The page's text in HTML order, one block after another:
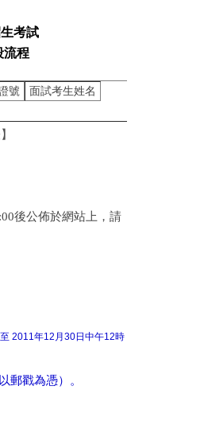
考試
流程
號
面試考生姓名
後公佈於網站上，請
2011年12月30日中午12時
郵戳為憑）。